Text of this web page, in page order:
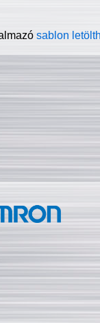
sablon